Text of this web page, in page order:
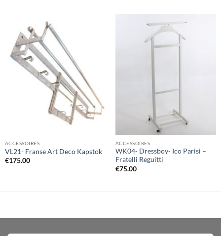
ACCESSOIRES
VL21- Franse Art Deco Kapstok
€175.00
ACCESSOIRES
WK04- Dressboy- Ico Parisi –
Fratelli Reguitti
€75.00